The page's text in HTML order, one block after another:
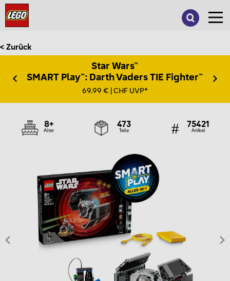
< Zurück
Star Wars™
SMART Play™: Darth Vaders TIE Fighter™
69,99 € | CHF UVP*
8+
Alter
473
Teile
75421
Artikel